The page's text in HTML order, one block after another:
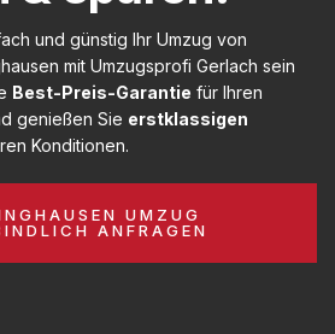
und günstig Ihr Umzug von
mit Umzugsprofi Gerlach sein
Best-Preis-Garantie für Ihren
genießen Sie erstklassigen
Konditionen.
UMZUG
ANFRAGEN